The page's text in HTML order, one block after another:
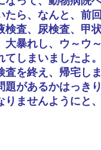
ら、なんと、前
査、尿検査、甲
暴れし、ウ～ウ
てしまいましたよ。
を終え、帰宅しま
があるかはっき
ませんようにと